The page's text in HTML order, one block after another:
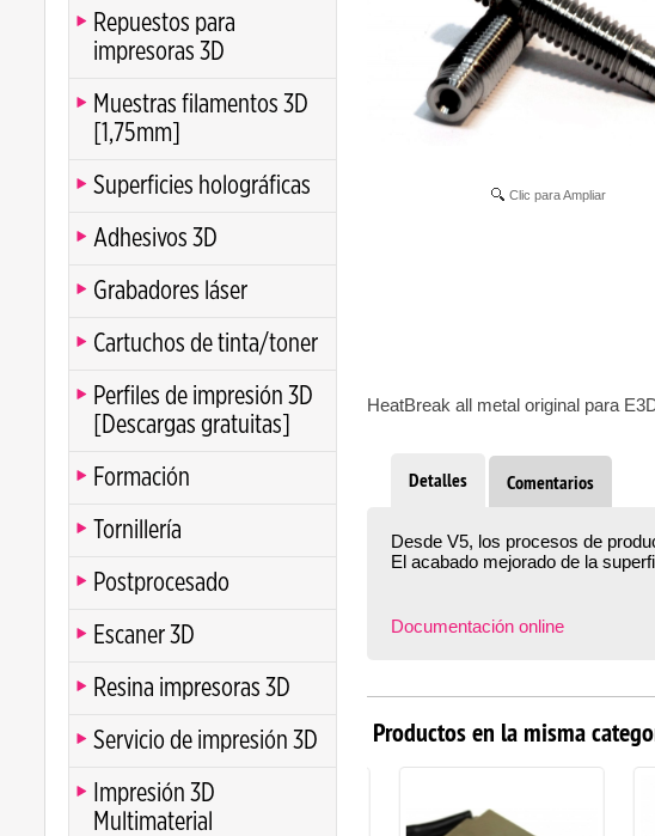
Repuestos para
impresoras 3D
Muestras filamentos 3D
[1,75mm]
Superficies holográficas
Adhesivos 3D
Grabadores láser
Cartuchos de tinta/toner
Perfiles de impresión 3D
[Descargas gratuitas]
Formación
Tornillería
Postprocesado
Escaner 3D
Resina impresoras 3D
Servicio de impresión 3D
Impresión 3D
Multimaterial
Clic para Ampliar
HeatBreak all metal original para
Detalles Comentarios
Desde V5, los procesos de
El acabado mejorado de la
Documentación online
Productos en la misma